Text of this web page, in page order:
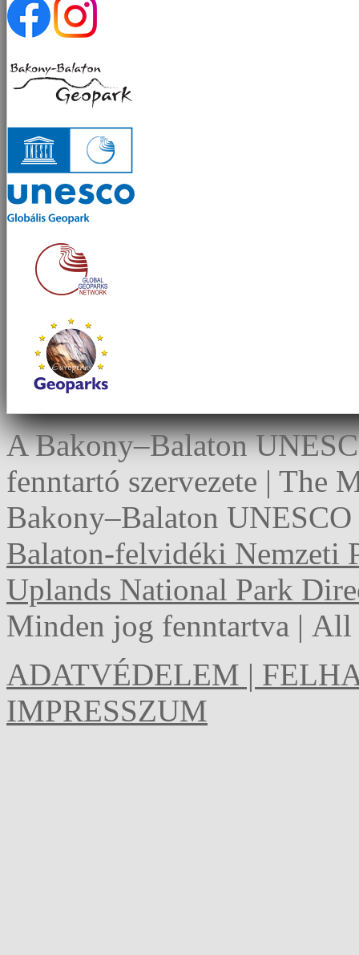
A Bakony–Balaton
fenntartó szervezete | The
Bakony–Balaton
Balaton-felvidéki Nemzeti
Uplands National Park
Minden jog fenntartva |
ADATVÉDELEM |
IMPRESSZUM